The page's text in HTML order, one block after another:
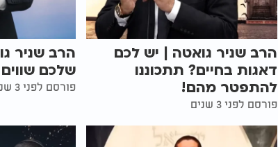
הרב שניר גואטה | יש לכם
דאגות בחיים? תתכוננו
להתפטר מהם!
פורסם לפני 3 שנים
הרב שניר
שלכם
פורסם לפני 3 שנים